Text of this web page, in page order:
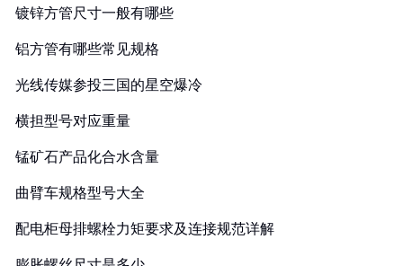
镀锌方管尺寸一般有哪些
铝方管有哪些常见规格
光线传媒参投三国的星空爆冷
横担型号对应重量
锰矿石产品化合水含量
曲臂车规格型号大全
配电柜母排螺栓力矩要求及连接规范详解